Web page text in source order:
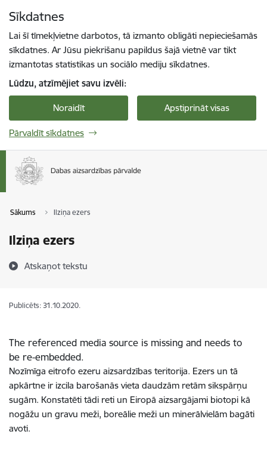
Sīkdatnes
Lai šī tīmekļvietne darbotos, tā izmanto obligāti nepieciešamās
sīkdatnes. Ar Jūsu piekrišanu papildus šajā vietnē var tikt
izmantotas statistikas un sociālo mediju sīkdatnes.
Lūdzu, atzīmējiet savu izvēli:
Noraidīt Apstiprināt visas
Pārvaldīt sīkdatnes
Sākums Ilziņa ezers
Ilziņa ezers
Atskaņot tekstu
Publicēts: 31.10.2020.
The referenced media source is missing and needs to
be re-embedded.
Nozīmīga eitrofo ezeru aizsardzības teritorija. Ezers un tā
apkārtne ir izcila barošanās vieta daudzām retām sikspārņu
sugām. Konstatēti tādi reti un Eiropā aizsargājami biotopi kā
nogāžu un gravu meži, boreālie meži un minerālvielām bagāti
avoti.